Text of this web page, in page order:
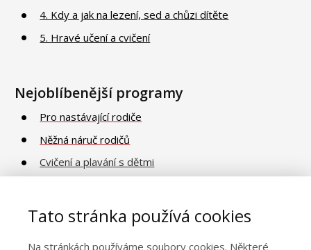
4. Kdy a jak na lezení, sed a chůzi dítěte
5. Hravé učení a cvičení
Nejoblíbenější programy
Pro nastávající rodiče
Něžná náruč rodičů
Cvičení a plavání s dětmi
Vaničkování
Tato stránka používá cookies
Na stránkách používáme soubory cookies. Některé